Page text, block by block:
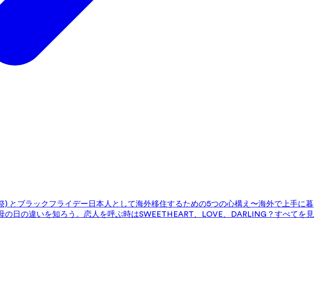
) とブラックフライデー 日本人として海外移住するための5つの心構え〜海外で上手に暮
の日の違いを知ろう。 恋人を呼ぶ時はSWEETHEART、LOVE、DARLING？ すべてを見